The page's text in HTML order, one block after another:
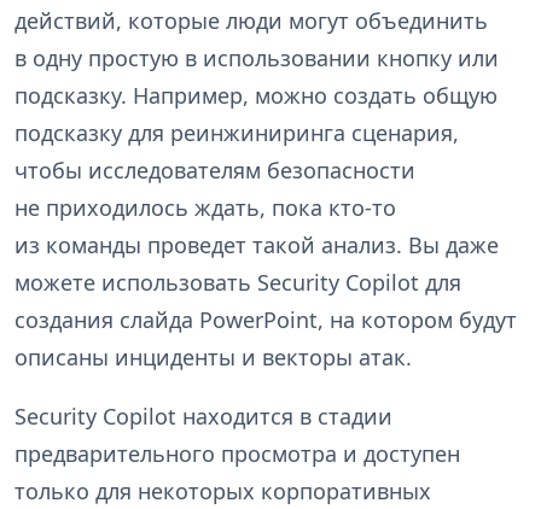
действий, которые люди могут объединить
в одну простую в использовании кнопку или
подсказку. Например, можно создать общую
подсказку для реинжиниринга сценария,
чтобы исследователям безопасности
не приходилось ждать, пока кто-то
из команды проведет такой анализ. Вы даже
можете использовать Security Copilot для
создания слайда PowerPoint, на котором будут
описаны инциденты и векторы атак.
Security Copilot находится в стадии
предварительного просмотра и доступен
только для некоторых корпоративных